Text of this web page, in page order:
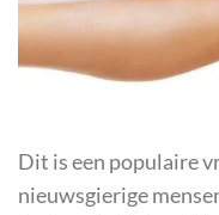
Dit is een populaire
nieuwsgierige